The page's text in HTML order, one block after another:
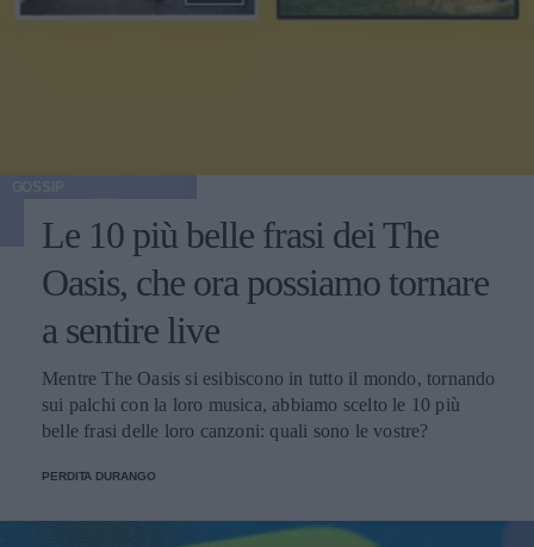
Le 10 più belle frasi dei The
Oasis, che ora possiamo tornare
a sentire live
Mentre The Oasis si esibiscono in tutto il mondo, tornando
sui palchi con la loro musica, abbiamo scelto le 10 più
belle frasi delle loro canzoni: quali sono le vostre?
PERDITA DURANGO